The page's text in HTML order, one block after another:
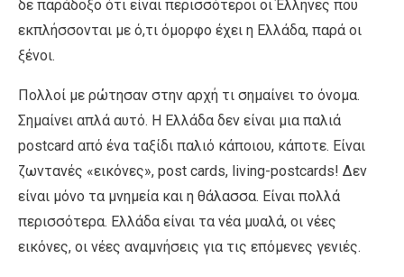
δε παράδοξο ότι είναι περισσότεροι οι Έλληνες που
εκπλήσσονται με ό,τι όμορφο έχει η Ελλάδα, παρά οι
ξένοι.
Πολλοί με ρώτησαν στην αρχή τι σημαίνει το όνομα.
Σημαίνει απλά αυτό. Η Ελλάδα δεν είναι μια παλιά
postcard από ένα ταξίδι παλιό κάποιου, κάποτε. Είναι
ζωντανές «εικόνες», post cards, living-postcards! Δεν
είναι μόνο τα μνημεία και η θάλασσα. Είναι πολλά
περισσότερα. Ελλάδα είναι τα νέα μυαλά, οι νέες
εικόνες, οι νέες αναμνήσεις για τις επόμενες γενιές.